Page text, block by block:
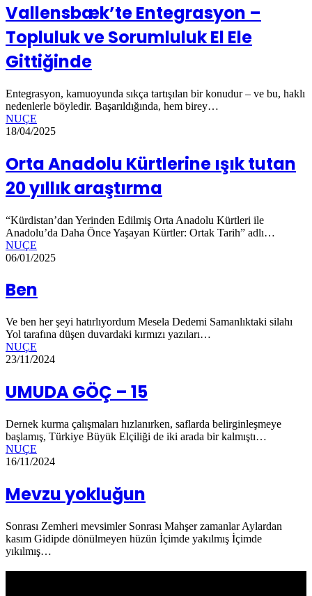
Vallensbæk’te Entegrasyon –
Topluluk ve Sorumluluk El Ele
Gittiğinde
Entegrasyon, kamuoyunda sıkça tartışılan bir konudur – ve bu, haklı
nedenlerle böyledir. Başarıldığında, hem birey…
NUÇE
18/04/2025
Orta Anadolu Kürtlerine ışık tutan
20 yıllık araştırma
“Kürdistan’dan Yerinden Edilmiş Orta Anadolu Kürtleri ile
Anadolu’da Daha Önce Yaşayan Kürtler: Ortak Tarih” adlı…
NUÇE
06/01/2025
Ben
Ve ben her şeyi hatırlıyordum Mesela Dedemi Samanlıktaki silahı
Yol tarafına düşen duvardaki kırmızı yazıları…
NUÇE
23/11/2024
UMUDA GÖÇ – 15
Dernek kurma çalışmaları hızlanırken, saflarda belirginleşmeye
başlamış, Türkiye Büyük Elçiliği de iki arada bir kalmıştı…
NUÇE
16/11/2024
Mevzu yokluğun
Sonrası Zemheri mevsimler Sonrası Mahşer zamanlar Aylardan
kasım Gidipde dönülmeyen hüzün İçimde yakılmış İçimde
yıkılmış…